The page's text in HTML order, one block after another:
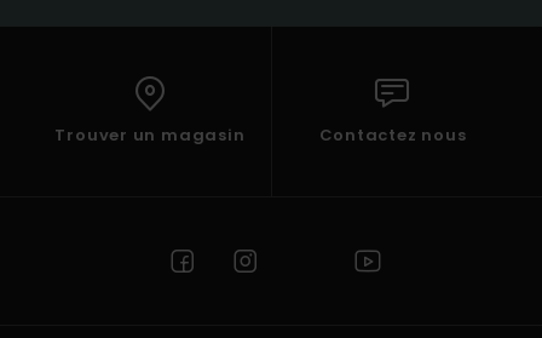
Trouver un magasin Contactez nous